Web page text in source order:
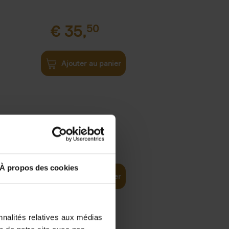
À propos des cookies
relatives aux médias
€ 35,50
Ajouter au panier
37,50
Ajouter au panier